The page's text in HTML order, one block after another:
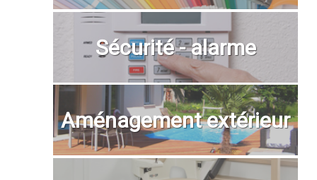
Sécurité - alarme
Aménagement extérieur